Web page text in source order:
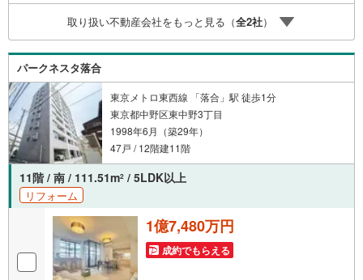
時受け付けております！■頭金0円からのご購入可能です■
（諸費用もOK）お気軽にお問い合わせください。
取り扱い不動産会社をもっと見る（全2社）
パークネスタ落合
東京メトロ東西線 「落合」駅 徒歩1分
東京都中野区東中野3丁目
1998年6月（築29年）
47戸 / 12階建11階
11階 / 南 / 111.51m2 / 5LDK以上
リフォーム
1億7,480万円
成約でもらえる